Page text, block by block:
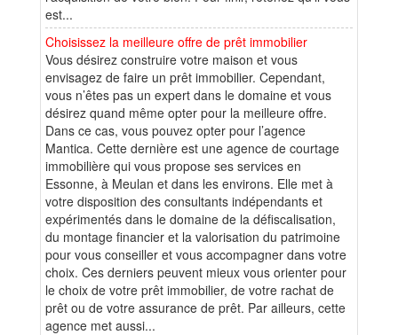
est...
Choisissez la meilleure offre de prêt immobilier
Vous désirez construire votre maison et vous
envisagez de faire un prêt immobilier. Cependant,
vous n’êtes pas un expert dans le domaine et vous
désirez quand même opter pour la meilleure offre.
Dans ce cas, vous pouvez opter pour l’agence
Mantica. Cette dernière est une agence de courtage
immobilière qui vous propose ses services en
Essonne, à Meulan et dans les environs. Elle met à
votre disposition des consultants indépendants et
expérimentés dans le domaine de la défiscalisation,
du montage financier et la valorisation du patrimoine
pour vous conseiller et vous accompagner dans votre
choix. Ces derniers peuvent mieux vous orienter pour
le choix de votre prêt immobilier, de votre rachat de
prêt ou de votre assurance de prêt. Par ailleurs, cette
agence met aussi...